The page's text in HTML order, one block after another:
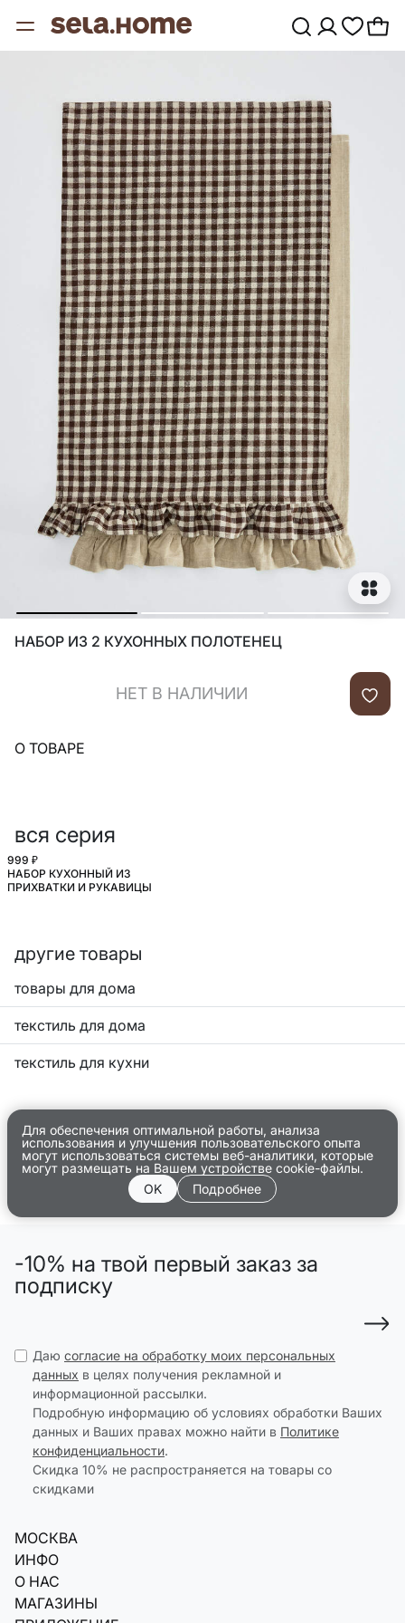
НАБОР ИЗ 2 КУХОННЫХ ПОЛОТЕНЕЦ
НЕТ В НАЛИЧИИ
О ТОВАРЕ
вся серия
999 ₽
НАБОР КУХОННЫЙ ИЗ
ПРИХВАТКИ И РУКАВИЦЫ
другие товары
товары для дома
текстиль для дома
текстиль для кухни
Для обеспечения оптимальной работы, анализа
использования и улучшения пользовательского опыта
могут использоваться системы веб-аналитики, которые
могут размещать на Вашем устройстве cookie-файлы.
OK
Подробнее
-10% на твой первый заказ за
подписку
Даю согласие на обработку моих персональных
данных в целях получения рекламной и
информационной рассылки.
Подробную информацию об условиях обработки Ваших
данных и Ваших правах можно найти в Политике
конфиденциальности.
Скидка 10% не распространяется на товары со
скидками
МОСКВА
ИНФО
О НАС
МАГАЗИНЫ